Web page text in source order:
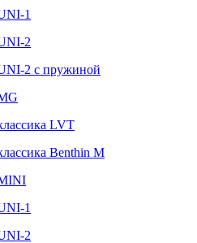
1
2
2 с пружиной
LVT
Benthin M
1
2